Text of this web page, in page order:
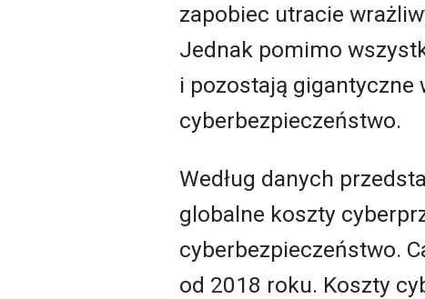
zapobiec utracie
Jednak pomimo
i pozostają gigantyczne
cyberbezpieczeństwo.
Według danych
globalne koszty
cyberbezpieczeństwo.
od 2018 roku. Koszty